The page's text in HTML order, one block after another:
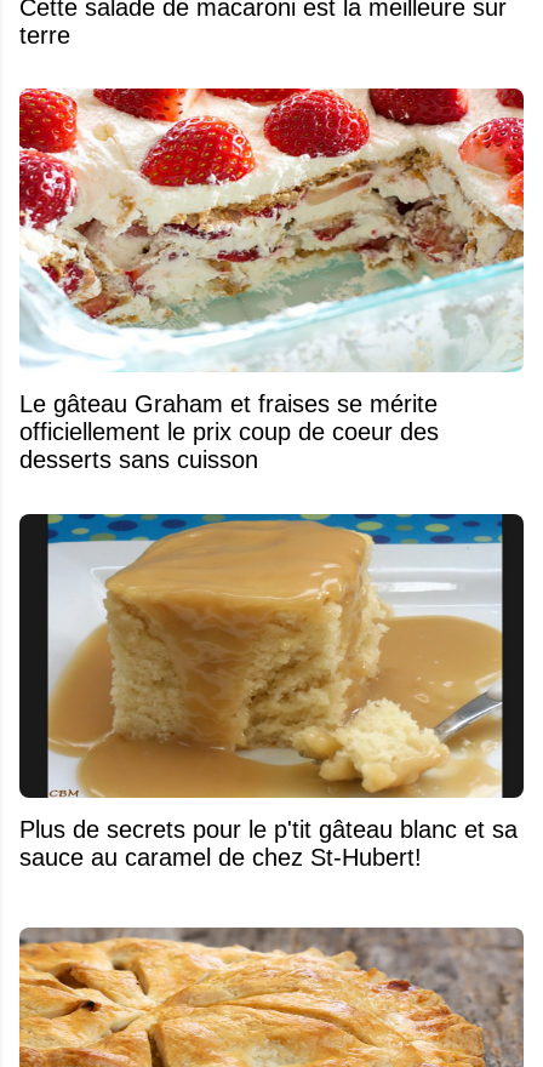
Cette salade de macaroni est la meilleure sur
terre
Le gâteau Graham et fraises se mérite
officiellement le prix coup de coeur des
desserts sans cuisson
Plus de secrets pour le p'tit gâteau blanc et sa
sauce au caramel de chez St-Hubert!